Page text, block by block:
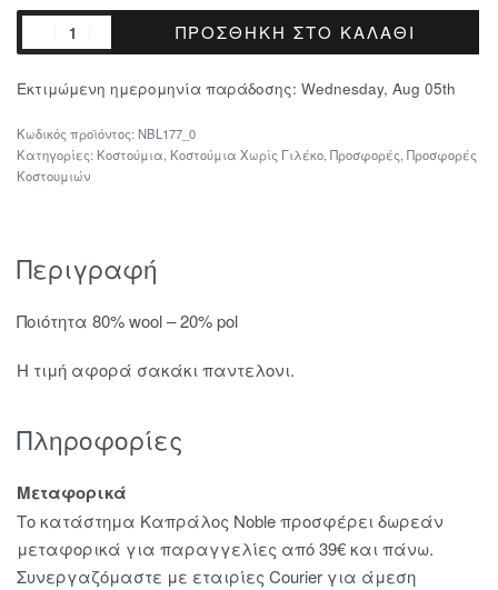
ΠΡΟΣΘΉΚΗ ΣΤΟ ΚΑΛΆΘΙ
Εκτιμώμενη ημερομηνία παράδοσης: Wednesday, Aug 05th
NBL177_0
Κατηγορίες: Κοστούμια, Κοστούμια Χωρίς Γιλέκο, Προσφορές, Προσφορές
Κοστουμιών
Περιγραφή
Ποιότητα 80% wool – 20% pol
Η τιμή αφορά σακάκι παντελονι.
Πληροφορίες
Μεταφορικά
Το κατάστημα Καπράλος Noble προσφέρει δωρεάν
μεταφορικά για παραγγελίες από 39€ και πάνω.
Συνεργαζόμαστε με εταιρίες Courier για άμεση